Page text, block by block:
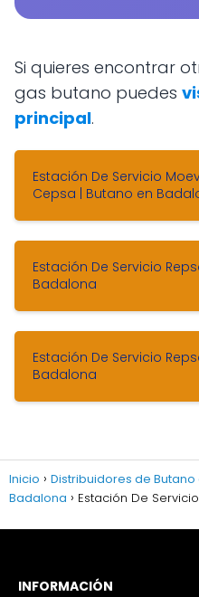
Si quieres encontrar otros distribuidores de
gas butano puedes
principal.
Estación De Servicio
Cepsa | Butano en
Estación De Servicio
Badalona
Estación De Servicio
Badalona
Inicio Distribuidores de
Badalona
Estación De
INFORMACIÓN